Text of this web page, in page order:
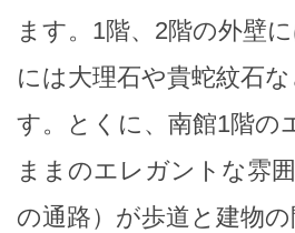
ます。1階、2階の外壁
には大理石や貴蛇紋石
す。とくに、南館1階の
ままのエレガントな雰
の通路）が歩道と建物